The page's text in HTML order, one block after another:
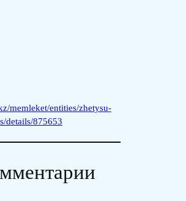
memleket/entities/zhetysu-
details/875653